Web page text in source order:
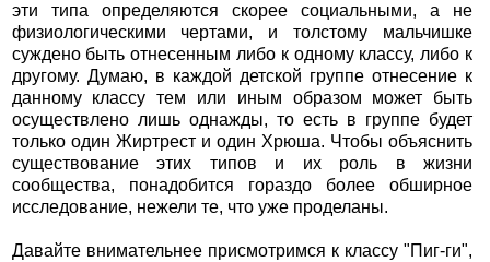
эти типа определяются скорее социальными, а не
физиологическими чертами, и толстому мальчишке
суждено быть отнесенным либо к одному классу, либо к
другому. Думаю, в каждой детской группе отнесение к
данному классу тем или иным образом может быть
осуществлено лишь однажды, то есть в группе будет
только один Жиртрест и один Хрюша. Чтобы объяснить
существование этих типов и их роль в жизни
сообщества, понадобится гораздо более обширное
исследование, нежели те, что уже проделаны.
Давайте внимательнее присмотримся к классу "Пиг-ги",